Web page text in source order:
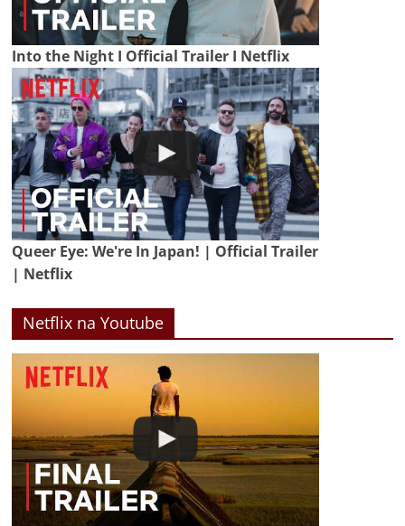
Into the Night I Official Trailer I Netflix
Queer Eye: We're In Japan! | Official Trailer
| Netflix
Netflix na Youtube